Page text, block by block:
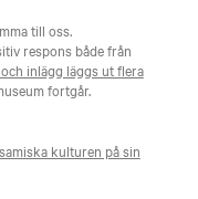
till oss.
respons både från
inlägg läggs ut flera
fortgår.
kulturen på sin